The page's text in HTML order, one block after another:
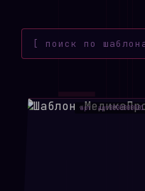
арт. арт0000000001